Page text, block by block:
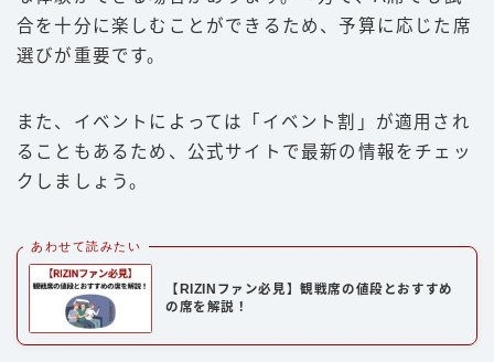
合を十分に楽しむことができるため、予算に応じた席
選びが重要です。
また、イベントによっては「イベント割」が適用され
ることもあるため、公式サイトで最新の情報をチェッ
クしましょう。
あわせて読みたい
【RIZINファン必見】観戦席の値段とおすすめ
の席を解説！